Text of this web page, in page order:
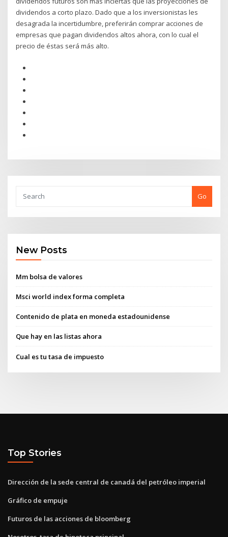
dividendos a corto plazo. Dado que a los inversionistas les
desagrada la incertidumbre, preferirán comprar acciones de
empresas que pagan dividendos altos ahora, con lo cual el
precio de éstas será más alto.
Go
New Posts
Mm bolsa de valores
Msci world index forma completa
Contenido de plata en moneda estadounidense
Que hay en las listas ahora
Cual es tu tasa de impuesto
Top Stories
Dirección de la sede central de canadá del petróleo imperial
Gráfico de empuje
Futuros de las acciones de bloomberg